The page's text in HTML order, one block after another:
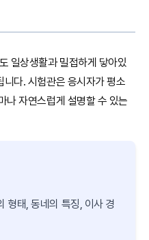
일상생활과 밀접하게 닿아있
다. 시험관은 응시자가 평소
나 자연스럽게 설명할 수 있는
형태, 동네의 특징, 이사 경